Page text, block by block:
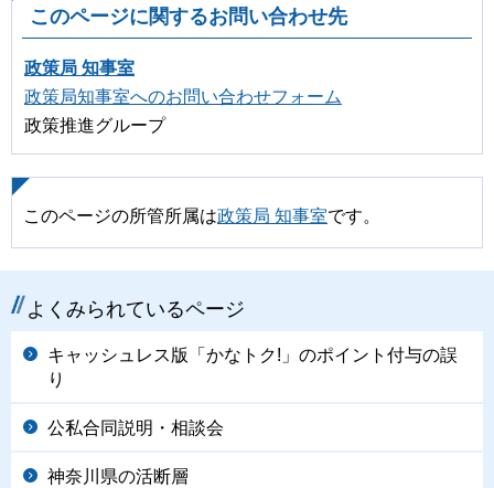
このページに関するお問い合わせ先
政策局 知事室
政策局知事室へのお問い合わせフォーム
政策推進グループ
このページの所管所属は政策局 知事室です。
よくみられているページ
キャッシュレス版「かなトク!」のポイント付与の誤
り
公私合同説明・相談会
神奈川県の活断層